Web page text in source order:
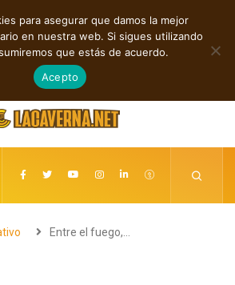
TENDENCIAS
de Hard Rock contra el control digital
agosto 8, 2026
Entre el fuego,…
para asegurar que damos la mejor
en nuestra web. Si sigues utilizando
que estás de acuerdo.
Acepto